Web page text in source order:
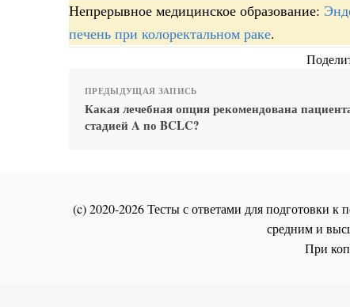
Непрерывное медицинское образование:
печень при колоректальном раке.
ПРЕДЫДУЩАЯ ЗАПИСЬ
Какая лечебная опция рекомендована
стадией A по BCLC?
(c) 2020-2026 Тесты с ответами для подготовки
средним и
При